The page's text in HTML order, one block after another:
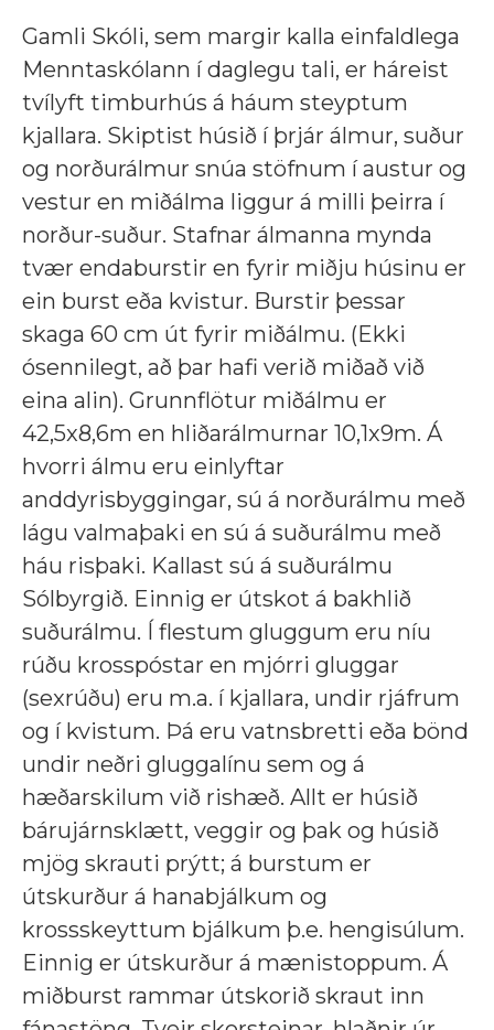
Gamli Skóli, sem margir kalla einfaldlega
Menntaskólann í daglegu tali, er háreist
tvílyft timburhús á háum steyptum
kjallara. Skiptist húsið í þrjár álmur, suður
og norðurálmur snúa stöfnum í austur og
vestur en miðálma liggur á milli þeirra í
norður-suður. Stafnar álmanna mynda
tvær endaburstir en fyrir miðju húsinu er
ein burst eða kvistur. Burstir þessar
skaga 60 cm út fyrir miðálmu. (Ekki
ósennilegt, að þar hafi verið miðað við
eina alin). Grunnflötur miðálmu er
42,5x8,6m en hliðarálmurnar 10,1x9m. Á
hvorri álmu eru einlyftar
anddyrisbyggingar, sú á norðurálmu með
lágu valmaþaki en sú á suðurálmu með
háu risþaki. Kallast sú á suðurálmu
Sólbyrgið. Einnig er útskot á bakhlið
suðurálmu. Í flestum gluggum eru níu
rúðu krosspóstar en mjórri gluggar
(sexrúðu) eru m.a. í kjallara, undir rjáfrum
og í kvistum. Þá eru vatnsbretti eða bönd
undir neðri gluggalínu sem og á
hæðarskilum við rishæð. Allt er húsið
bárujárnsklætt, veggir og þak og húsið
mjög skrauti prýtt; á burstum er
útskurður á hanabjálkum og
krossskeyttum bjálkum þ.e. hengisúlum.
Einnig er útskurður á mænistoppum. Á
miðburst rammar útskorið skraut inn